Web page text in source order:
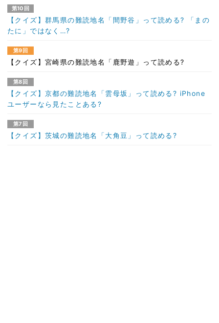
第10回
【クイズ】群馬県の難読地名「間野谷」って読める? 「まの
たに」ではなく…?
第9回
【クイズ】宮崎県の難読地名「鹿野遊」って読める?
第8回
【クイズ】京都の難読地名「雲母坂」って読める? iPhone
ユーザーなら見たことある?
第7回
【クイズ】茨城の難読地名「大角豆」って読める?